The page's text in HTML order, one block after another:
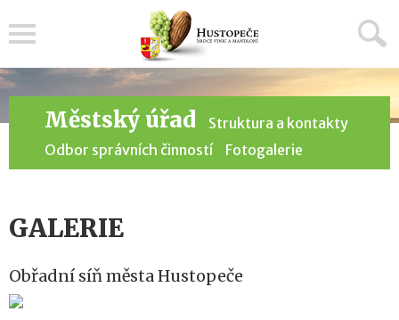
Městský úřad
Struktura a kontakty
Odbor správních činností
Fotogalerie
GALERIE
Obřadní síň města Hustopeče